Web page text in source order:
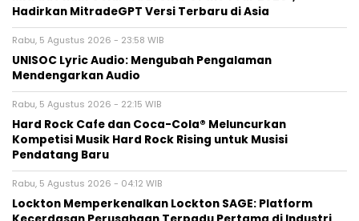
Hadirkan MitradeGPT Versi Terbaru di Asia
Rabu, 5 Agustus 2026 - 23:58 WIB
UNISOC Lyric Audio: Mengubah Pengalaman
Mendengarkan Audio
Rabu, 5 Agustus 2026 - 22:15 WIB
Hard Rock Cafe dan Coca-Cola® Meluncurkan
Kompetisi Musik Hard Rock Rising untuk Musisi
Pendatang Baru
Rabu, 5 Agustus 2026 - 04:12 WIB
Lockton Memperkenalkan Lockton SAGE: Platform